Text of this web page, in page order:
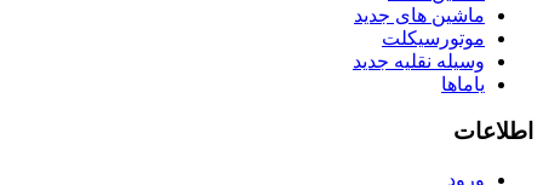
ماشین های جدید
موتورسیکلت
وسیله نقلیه جدید
یاماها
اطلاعات
ورود